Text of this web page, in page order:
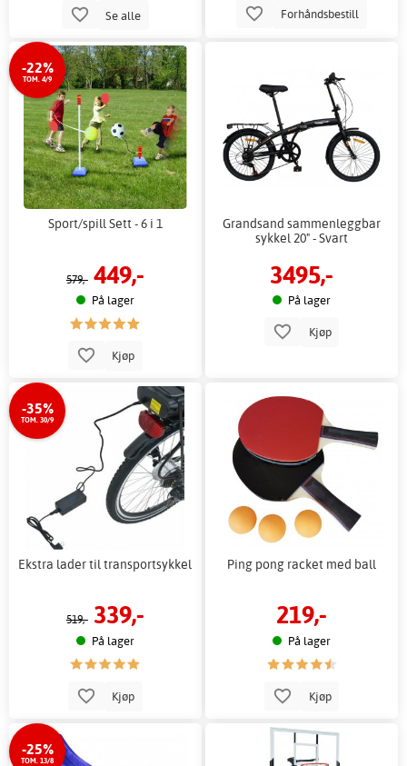
Se alle Forhåndsbestill
-22%
TOM. 4/9
Sport/spill Sett - 6 i 1
579,- 449,-
På lager
Kjøp
Grandsand sammenleggbar
sykkel 20" - Svart
3495,-
På lager
Kjøp
-35%
TOM. 30/9
Ekstra lader til transportsykkel
519,- 339,-
På lager
Kjøp
Ping pong racket med ball
219,-
På lager
Kjøp
-25%
TOM. 13/8